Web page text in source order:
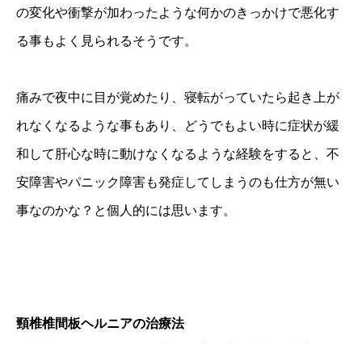
の変化や衝撃が加わったような何かのきっかけで悪化す
る事もよく見られるそうです。
痛みで夜中に目が覚めたり、寝転がっていたら起き上が
れなくなるような事もあり、どうでもよい時に症状が緩
和して肝心な時に動けなくなるような経験をすると、不
安障害やパニック障害も発症してしまうのも仕方が無い
事なのかな？と個人的には思います。
頸椎椎間板ヘルニアの治療法